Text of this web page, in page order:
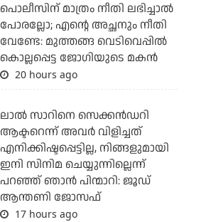
പൊലീസിന് മാത്രം നീതി ലഭിച്ചാല്‍
പോരല്ലോ; എന്റെ അച്ഛനും നീതി
വേണ്ടേ: മുത്തങ്ങ വെടിവെപ്പില്‍
കൊല്ലപ്പെട്ട ജോഗിയുടെ മകന്‍
20 hours ago
ലാല്‍ സാറിനെ സെക്കന്‍ഡറി
ആക്ടറെന്ന് അവര്‍ വിളിച്ചത്
എനിക്കിഷ്ടപ്പെട്ടില്ല, നിങ്ങളുമായി
ഇനി സിനിമ ചെയ്യുന്നില്ലെന്ന്
പറഞ്ഞ് ഞാന്‍ പിന്മാറി: ജൂഡ്
ആന്തണി ജോസഫ്
17 hours ago